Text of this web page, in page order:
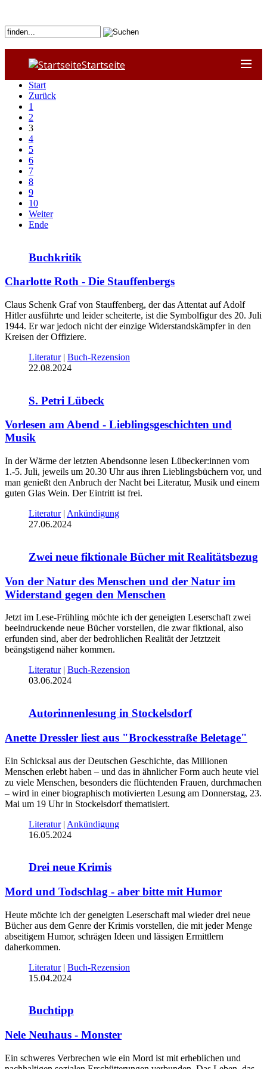
Startseite
Start
Zurück
1
2
3
4
5
6
7
8
9
10
Weiter
Ende
Buchkritik
Charlotte Roth - Die Stauffenbergs
Claus Schenk Graf von Stauffenberg, der das Attentat auf Adolf
Hitler ausführte und leider scheiterte, ist die Symbolfigur des 20. Juli
1944. Er war jedoch nicht der einzige Widerstandskämpfer in den
Kreisen der Offiziere.
Literatur| Buch-Rezension
22.08.2024
S. Petri Lübeck
Vorlesen am Abend - Lieblingsgeschichten und
Musik
In der Wärme der letzten Abendsonne lesen Lübecker:innen vom
1.-5. Juli, jeweils um 20.30 Uhr aus ihren Lieblingsbüchern vor, und
man genießt den Anbruch der Nacht bei Literatur, Musik und einem
guten Glas Wein. Der Eintritt ist frei.
Literatur| Ankündigung
27.06.2024
Zwei neue fiktionale Bücher mit Realitätsbezug
Von der Natur des Menschen und der Natur im
Widerstand gegen den Menschen
Jetzt im Lese-Frühling möchte ich der geneigten Leserschaft zwei
beeindruckende neue Bücher vorstellen, die zwar fiktional, also
erfunden sind, aber der bedrohlichen Realität der Jetztzeit
beängstigend näher kommen.
Literatur| Buch-Rezension
03.06.2024
Autorinnenlesung in Stockelsdorf
Anette Dressler liest aus "Brockesstraße Beletage"
Ein Schicksal aus der Deutschen Geschichte, das Millionen
Menschen erlebt haben – und das in ähnlicher Form auch heute viel
zu viele Menschen, besonders die flüchtenden Frauen, durchmachen
– wird in einer biographisch motivierten Lesung am Donnerstag, 23.
Mai um 19 Uhr in Stockelsdorf thematisiert.
Literatur| Ankündigung
16.05.2024
Drei neue Krimis
Mord und Todschlag - aber bitte mit Humor
Heute möchte ich der geneigten Leserschaft mal wieder drei neue
Bücher aus dem Genre der Krimis vorstellen, die mit jeder Menge
abseitigem Humor, schrägen Ideen und lässigen Ermittlern
daherkommen.
Literatur| Buch-Rezension
15.04.2024
Buchtipp
Nele Neuhaus - Monster
Ein schweres Verbrechen wie ein Mord ist mit erheblichen und